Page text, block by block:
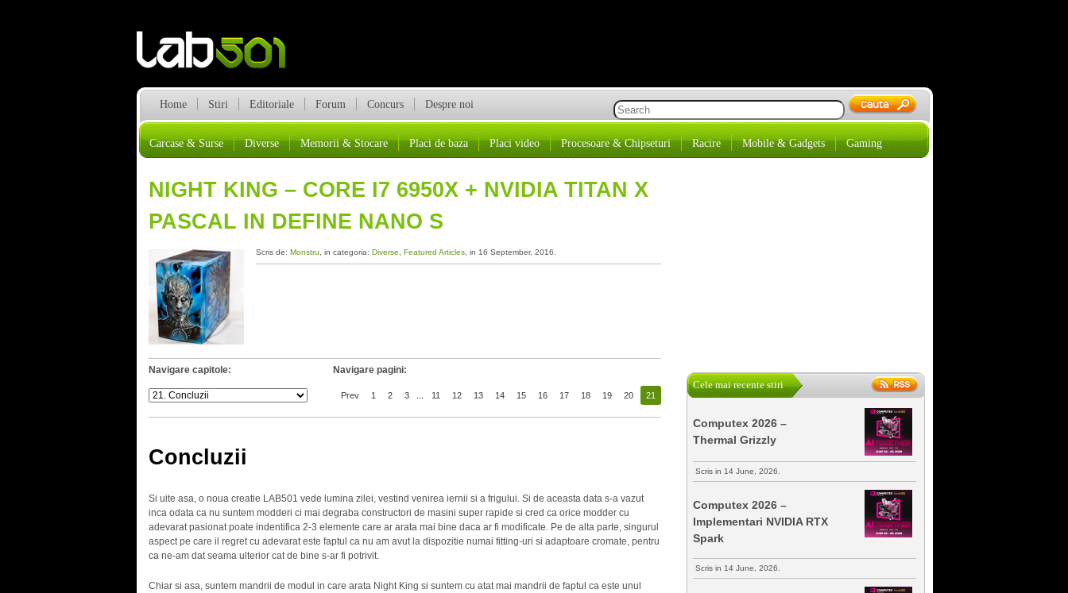
Home Stiri Editoriale Forum Concurs Despre noi
Carcase & Surse Diverse Memorii & Stocare Placi de baza Placi video Procesoare & Chipseturi Racire Mobile & Gadgets Gaming
NIGHT KING – CORE I7 6950X + NVIDIA TITAN X
PASCAL IN DEFINE NANO S
Scris de: Monstru , in categoria: Diverse Featured Articles, in 16 September, 2016.
Navigare capitole: Navigare pagini:
Prev 1 2 3 11 12 13 14 15 16 17 18 19 20 21
Concluzii
Si uite asa, o noua creatie LAB501 vede lumina zilei, vestind venirea iernii si a frigului. Si de aceasta data s-a vazut
inca odata ca nu suntem modderi ci mai degraba constructori de masini super rapide si cred ca orice modder cu
adevarat pasionat poate indentifica 2-3 elemente care ar arata mai bine daca ar fi modificate. Pe de alta parte, singurul
aspect pe care il regret cu adevarat este faptul ca nu am avut la dispozitie numai fitting-uri si adaptoare cromate, pentru
ca ne-am dat seama ulterior cat de bine s-ar fi potrivit.
Chiar si asa, suntem mandrii de modul in care arata Night King si suntem cu atat mai mandrii de faptul ca este unul
Cele mai recente stiri
Computex 2026 –
Thermal Grizzly
Scris in 14 June, 2026.
Computex 2026 –
Implementari NVIDIA RTX
Spark
Scris in 14 June, 2026.